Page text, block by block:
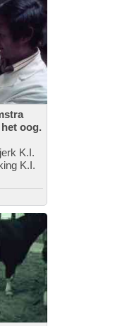
oog.
K.I.
K.I.